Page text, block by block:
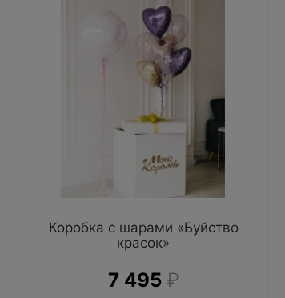
Коробка с шарами «Буйство
красок»
7 495 ₽